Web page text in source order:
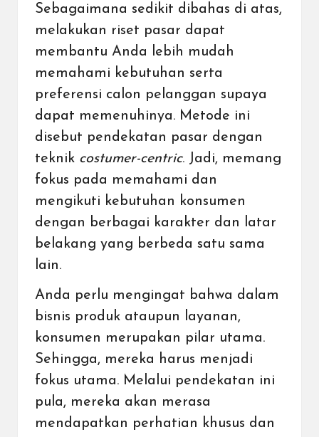
Sebagaimana sedikit dibahas di atas,
melakukan riset pasar dapat
membantu Anda lebih mudah
memahami kebutuhan serta
preferensi calon pelanggan supaya
dapat memenuhinya. Metode ini
disebut pendekatan pasar dengan
teknik costumer-centric. Jadi, memang
fokus pada memahami dan
mengikuti kebutuhan konsumen
dengan berbagai karakter dan latar
belakang yang berbeda satu sama
lain.
Anda perlu mengingat bahwa dalam
bisnis produk ataupun layanan,
konsumen merupakan pilar utama.
Sehingga, mereka harus menjadi
fokus utama. Melalui pendekatan ini
pula, mereka akan merasa
mendapatkan perhatian khusus dan